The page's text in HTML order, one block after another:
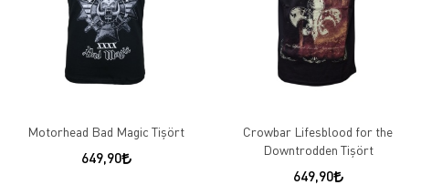
Motorhead Bad Magic Tişört
649,90
Crowbar Lifesblood for the
Downtrodden Tişört
649,90